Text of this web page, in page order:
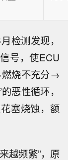
检测发现，
号，使ECU
燃烧不充分→
恶性循环，
塞烧蚀，额
越频繁”，原